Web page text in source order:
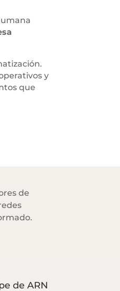
y
que
de
de ARN